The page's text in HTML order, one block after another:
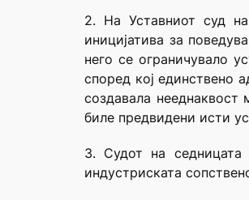
2. На Уставниот суд
иницијатива за
него се ограничувало
според кој единствено
создавала нееднаквост
биле предвидени исти
3. Судот на седницата
индустриската